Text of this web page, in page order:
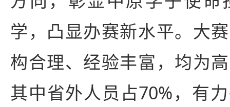
学，凸显办赛新水平。大
构合理、经验丰富，均为
其中省外人员占70%，有